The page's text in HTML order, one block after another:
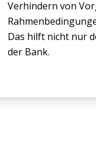
Verhindern von
Das hilft nicht nur
der Bank.